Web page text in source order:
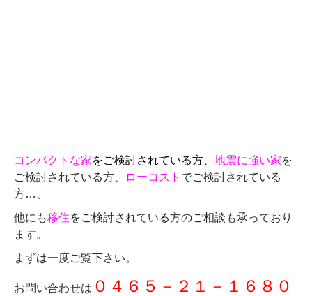
コンパクトな家をご検討されている方、 地震に強い家を
ご検討されている方、
ローコスト でご検討されている
方…、
他にも移住をご検討されている方のご相談も承っており
ます。
まずは一度ご覧下さい。
お問い合わせは ０４６５－２１－１６８０